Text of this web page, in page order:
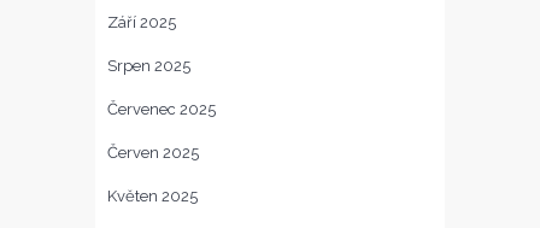
Září 2025
Srpen 2025
Červenec 2025
Červen 2025
Květen 2025